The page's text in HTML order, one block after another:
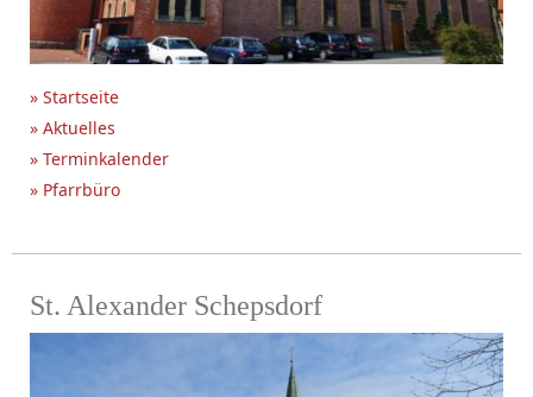
» Startseite
» Aktuelles
» Terminkalender
» Pfarrbüro
St. Alexander Schepsdorf